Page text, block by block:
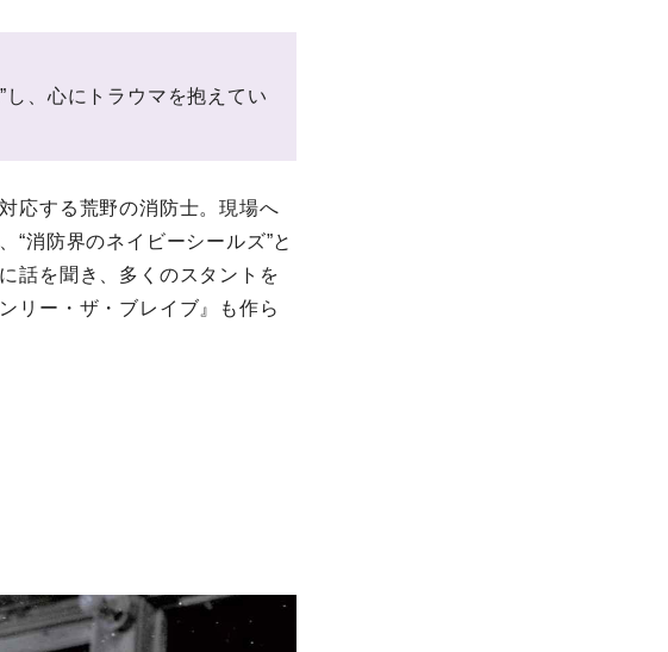
し、心にトラウマを抱えてい
応する荒野の消防士。現場へ
“消防界のネイビーシールズ”と
話を聞き、多くのスタントを
リー・ザ・ブレイブ』も作ら